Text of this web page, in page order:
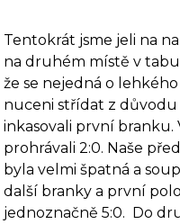
Tentokrát jsme jeli na
na druhém místě v
že se nejedná o
nuceni střídat z důvodu
inkasovali první branku.
prohrávali 2:0. Naše
byla velmi špatná a
další branky a první
jednoznačně 5:0. Do